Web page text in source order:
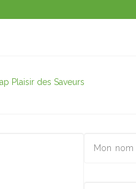
Plaisir des Saveurs